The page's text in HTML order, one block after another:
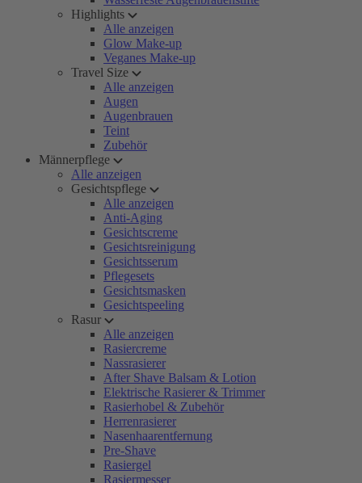
Highlights
Alle anzeigen
Glow Make-up
Veganes Make-up
Travel Size
Alle anzeigen
Augen
Augenbrauen
Teint
Zubehör
Männerpflege
Alle anzeigen
Gesichtspflege
Alle anzeigen
Anti-Aging
Gesichtscreme
Gesichtsreinigung
Gesichtsserum
Pflegesets
Gesichtsmasken
Gesichtspeeling
Rasur
Alle anzeigen
Rasiercreme
Nassrasierer
After Shave Balsam & Lotion
Elektrische Rasierer & Trimmer
Rasierhobel & Zubehör
Herrenrasierer
Nasenhaarentfernung
Pre-Shave
Rasiergel
Rasiermesser